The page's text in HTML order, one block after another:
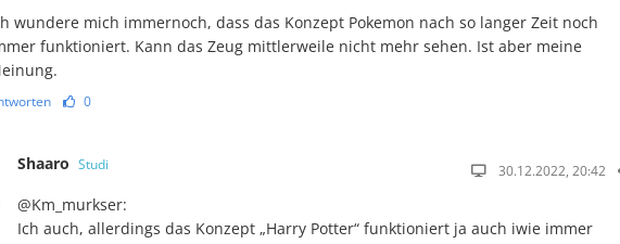
wundere mich immernoch, dass das Konzept Pokemon nach so langer Zeit noch
funktioniert. Kann das Zeug mittlerweile nicht mehr sehen. Ist aber meine
0
Shaaro Studi 30.12.2022, 20:42
@Km_murkser:
Ich auch, allerdings das Konzept „Harry Potter“ funktioniert ja auch iwie immer